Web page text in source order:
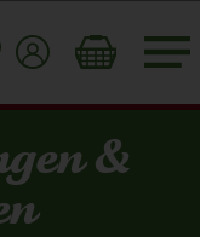
&
Toggle
cart